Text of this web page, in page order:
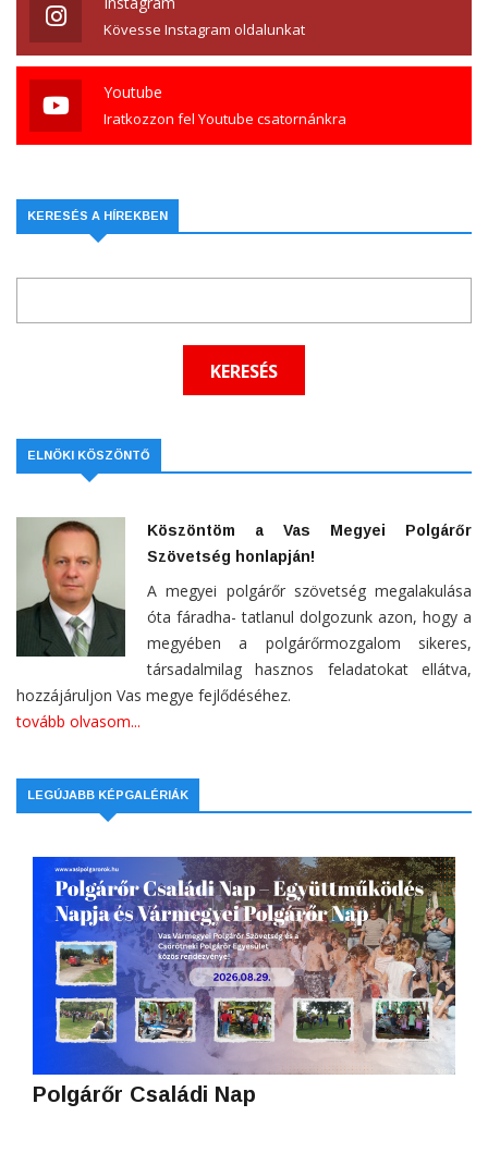
Kövesse Instagram oldalunkat
Youtube
Iratkozzon fel Youtube csatornánkra
KERESÉS A HÍREKBEN
ELNÖKI KÖSZÖNTŐ
Köszöntöm a Vas Megyei Polgárőr
Szövetség honlapján!
A megyei polgárőr szövetség megalakulása
óta fáradha- tatlanul dolgozunk azon, hogy a
megyében a polgárőrmozgalom sikeres,
társadalmilag hasznos feladatokat ellátva,
hozzájáruljon Vas megye fejlődéséhez.
tovább olvasom...
LEGÚJABB KÉPGALÉRIÁK
Polgárőr Családi Nap